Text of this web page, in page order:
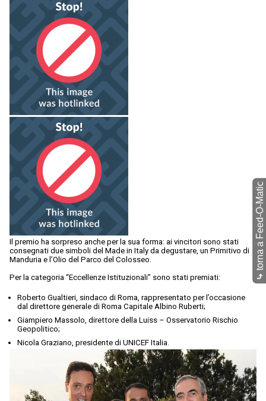
Il premio ha sorpreso anche per la sua forma: ai vincitori sono stati
consegnati due simboli del Made in Italy da degustare, un Primitivo di
Manduria e l’Olio del Parco del Colosseo.
Per la categoria “Eccellenze Istituzionali” sono stati premiati:
Roberto Gualtieri, sindaco di Roma, rappresentato per l’occasione
dal direttore generale di Roma Capitale Albino Ruberti;
Giampiero Massolo, direttore della Luiss – Osservatorio Rischio
Geopolitico;
Nicola Graziano, presidente di UNICEF Italia.
⤷
torna a Feed-O-Matic